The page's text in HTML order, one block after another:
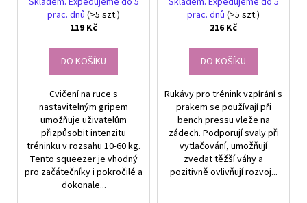
prac. dnů (>5 szt.)
119 Kč
DO KOŠÍKU
Cvičení na ruce s
nastavitelným gripem
umožňuje uživatelům
přizpůsobit intenzitu
tréninku v rozsahu 10-60 kg.
Tento squeezer je vhodný
pro začátečníky i pokročilé a
dokonale...
prac. dnů (>5 szt.)
216 Kč
DO KOŠÍKU
Rukávy pro trénink vzpírání s
prakem se používají při
bench pressu vleže na
zádech. Podporují svaly při
vytlačování, umožňují
zvedat těžší váhy a
pozitivně ovlivňují rozvoj...